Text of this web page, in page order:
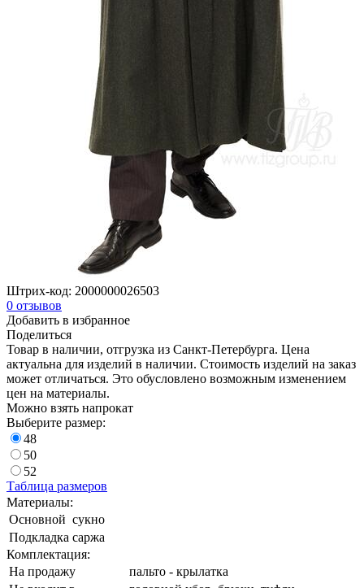
Штрих-код: 2000000026503
0 отзывов
Добавить в избранное
Поделиться
Товар в наличии, отгрузка из Санкт-Петербурга. Цена
актуальна для изделий в наличии. Стоимость изделий на заказ
может отличаться. Это обусловлено возможным изменением
цен на материалы.
Можно взять напрокат
Выберите размер:
48
50
52
Таблица размеров
Материалы:
Основной сукно
Подкладка саржа
Комплектация:
На продажу
пальто - крылатка